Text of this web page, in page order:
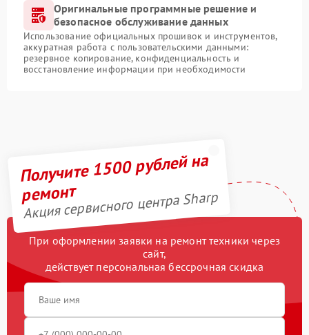
Оригинальные программные решение и
безопасное обслуживание данных
Использование официальных прошивок и инструментов,
аккуратная работа с пользовательскими данными:
резервное копирование, конфиденциальность и
восстановление информации при необходимости
Получите 1500 рублей на
ремонт
Акция сервисного центра Sharp
При оформлении заявки на ремонт техники через
сайт,
действует персональная бессрочная скидка